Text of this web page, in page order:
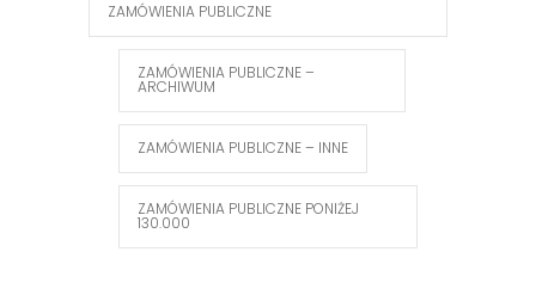
ZAMÓWIENIA PUBLICZNE
ZAMÓWIENIA PUBLICZNE –
ARCHIWUM
ZAMÓWIENIA PUBLICZNE – INNE
ZAMÓWIENIA PUBLICZNE PONIŻEJ
130.000